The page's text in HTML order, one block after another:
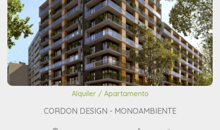
Alquiler / Apartamento
CORDON DESIGN - MONOAMBIENTE